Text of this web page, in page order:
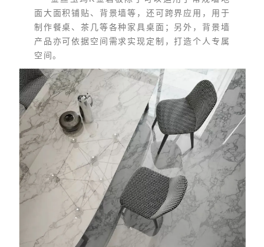
面大面积铺贴、背景墙等，还可跨界应用，用于
制作餐桌、茶几等各种家具桌面；另外，背景墙
产品亦可依据空间需求实现定制，打造个人专属
空间。